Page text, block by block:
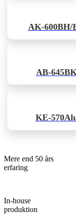
AK-600BH/
AB-645BK
KE-
Mere end 50 års
erfaring
In-house
produktion